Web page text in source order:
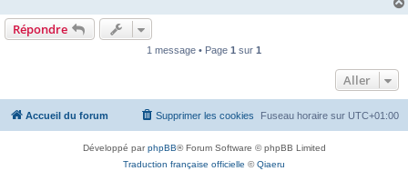
Répondre
1 message • Page 1 sur 1
Aller
Accueil du forum Fuseau horaire sur UTC+01:00
Supprimer les cookies
Développé parphpBB® Forum Software © phpBB Limited
Traduction française officielle ©Qiaeru